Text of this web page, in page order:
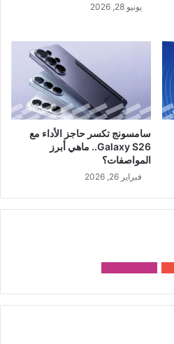
يونيو 28, 2026
سامسونج تكسر حاجز الأداء مع
Galaxy S26.. ماهي أبرز
المواصفات؟
فبراير 26, 2026